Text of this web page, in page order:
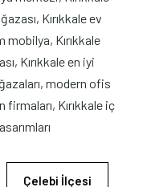
Kırıkkale ev
mobilya, Kırıkkale
Kırıkkale en iyi
modern ofis
firmaları, Kırıkkale iç
Çelebi İlçesi